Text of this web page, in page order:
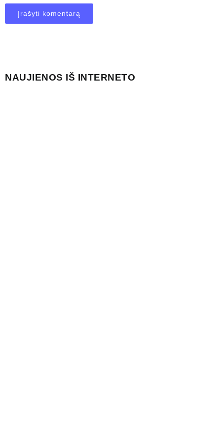
NAUJIENOS IŠ INTERNETO